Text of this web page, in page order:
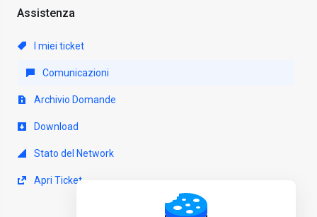
Assistenza
I miei ticket
Comunicazioni
Archivio Domande
Download
Stato del Network
Apri Ticket